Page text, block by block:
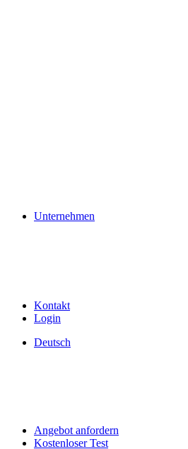
Unternehmen
Kontakt
Login
Deutsch
Angebot anfordern
Kostenloser Test